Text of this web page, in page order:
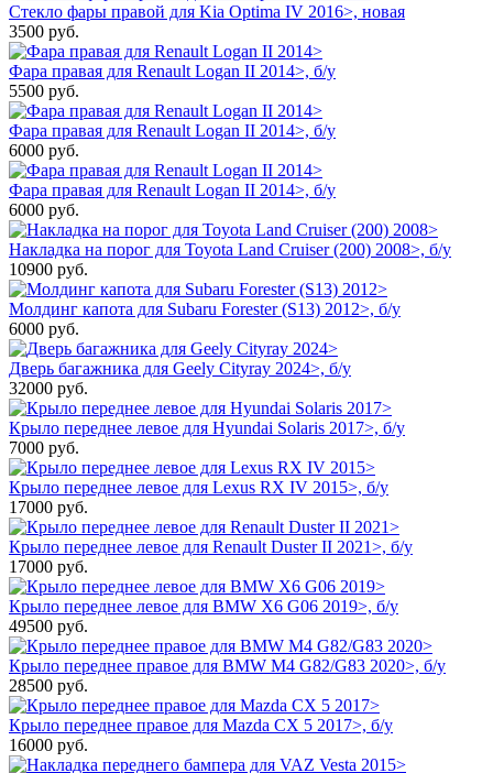
Стекло фары правой для Kia Optima IV 2016>, новая
3500 руб.
Фара правая для Renault Logan II 2014>, б/у
5500 руб.
Фара правая для Renault Logan II 2014>, б/у
6000 руб.
Фара правая для Renault Logan II 2014>, б/у
6000 руб.
Накладка на порог для Toyota Land Cruiser (200) 2008>, б/у
10900 руб.
Молдинг капота для Subaru Forester (S13) 2012>, б/у
6000 руб.
Дверь багажника для Geely Cityray 2024>, б/у
32000 руб.
Крыло переднее левое для Hyundai Solaris 2017>, б/у
7000 руб.
Крыло переднее левое для Lexus RX IV 2015>, б/у
17000 руб.
Крыло переднее левое для Renault Duster II 2021>, б/у
17000 руб.
Крыло переднее левое для BMW X6 G06 2019>, б/у
49500 руб.
Крыло переднее правое для BMW M4 G82/G83 2020>, б/у
28500 руб.
Крыло переднее правое для Mazda CX 5 2017>, б/у
16000 руб.